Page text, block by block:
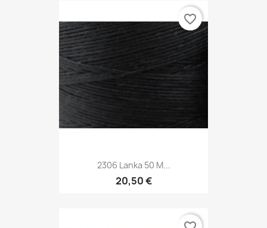
2306 Lanka 50 M...
20,50 €
favorite_border